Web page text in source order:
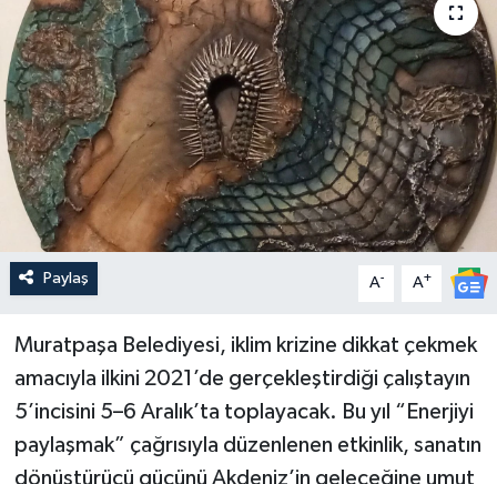
Paylaş A- A+
Muratpaşa Belediyesi, iklim krizine dikkat çekmek
amacıyla ilkini 2021’de gerçekleştirdiği çalıştayın
5’incisini 5–6 Aralık’ta toplayacak. Bu yıl “Enerjiyi
paylaşmak” çağrısıyla düzenlenen etkinlik, sanatın
dönüştürücü gücünü Akdeniz’in geleceğine umut
Kültür & Sanat
Magazin
Resmi İlan
Sağlık & Yaşam
Siyaset
Spor